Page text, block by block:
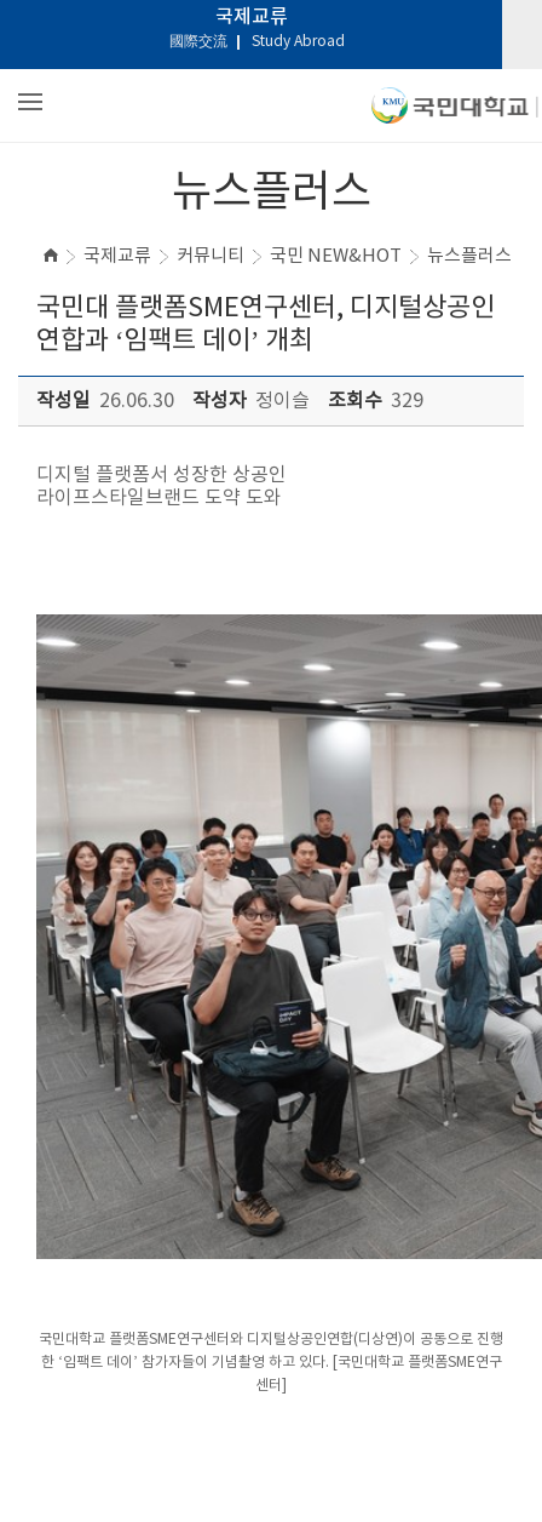
국제교류
國際交流 Study Abroad
뉴스플러스
국제교류 커뮤니티 국민 NEW&HOT 뉴스플러스
국민대 플랫폼SME연구센터, 디지털상공인
연합과 ‘임팩트 데이’ 개최
작성일 26.06.30 작성자 정이슬 조회수 329
디지털 플랫폼서 성장한 상공인
라이프스타일브랜드 도약 도와
국민대학교 플랫폼SME연구센터와 디지털상공인연합(디상연)이 공동으로 진행
한 ‘임팩트 데이’ 참가자들이 기념촬영 하고 있다. [국민대학교 플랫폼SME연구
센터]